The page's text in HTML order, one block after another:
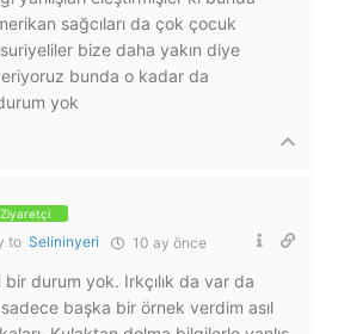
sağcıları da çok çocuk
bize daha yakın diye
bunda o kadar da
yok
Ziyaretçi
to Selininyeri 10 ay önce
durum yok. Irkçılık da var da
başka bir örnek verdim asıl